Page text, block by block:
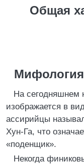
Общая
Мифология
На сегодняшнем
изображается в
ассирийцы
Хун-Га, что
«поденщик».
Некогда